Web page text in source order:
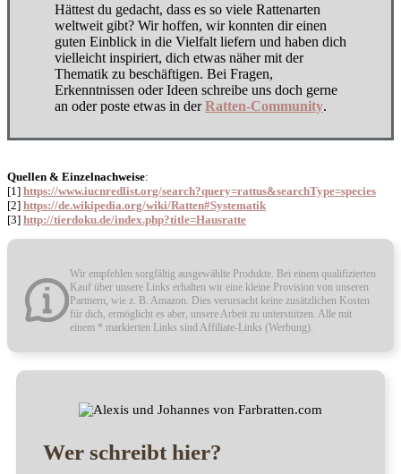
Hättest du gedacht, dass es so viele Rattenarten
weltweit gibt? Wir hoffen, wir konnten dir einen
guten Einblick in die Vielfalt liefern und haben dich
vielleicht inspiriert, dich etwas näher mit der
Thematik zu beschäftigen. Bei Fragen,
Erkenntnissen oder Ideen schreibe uns doch gerne
an oder poste etwas in derRatten-Community.
Quellen & Einzelnachweise:
[1] https://www.iucnredlist.org/search?query=rattus&searchType=species
[2] https://de.wikipedia.org/wiki/Ratten#Systematik
[3] http://tierdoku.de/index.php?title=Hausratte
Wir empfehlen sorgfältig ausgewählte Produkte. Bei einem qualifizierten
Kauf über unsere Links erhalten wir eine kleine Provision von unseren
Partnern, wie z. B. Amazon. Dies verursacht keine zusätzlichen Kosten
für dich, ermöglicht es aber, unsere Arbeit zu unterstützen. Alle mit
einem * markierten Links sind Affiliate-Links (Werbung).
Wer schreibt hier?